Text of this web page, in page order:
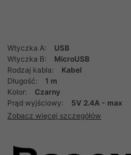
Wtyczka A:
USB
Wtyczka B:
MicroUSB
Rodzaj kabla:
Kabel
Długość:
1 m
Kolor:
Czarny
Prąd wyjściowy:
5V 2.4A - max
Zobacz więcej szczegółów